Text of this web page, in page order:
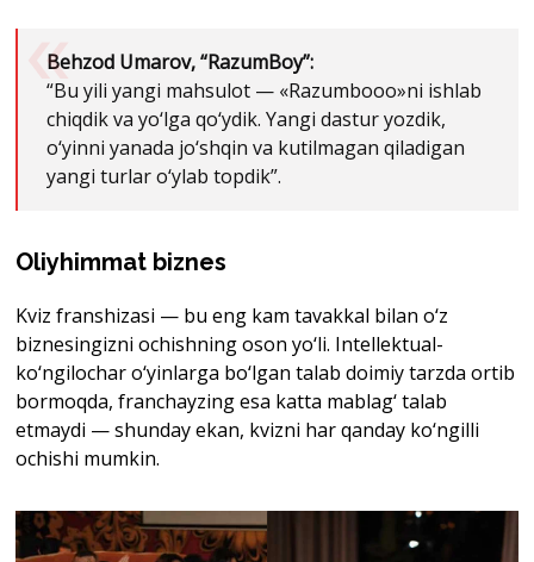
Behzod Umarov,“RazumBoy”:
“Bu yili yangi mahsulot — «Razumbooo»ni ishlab
chiqdik va yo‘lga qo‘ydik. Yangi dastur yozdik,
o‘yinni yanada jo‘shqin va kutilmagan qiladigan
yangi turlar o‘ylab topdik”.
Oliyhimmat biznes
Kviz franshizasi — bu eng kam tavakkal bilan o‘z
biznesingizni ochishning oson yo‘li. Intellektual-
ko‘ngilochar o‘yinlarga bo‘lgan talab doimiy tarzda ortib
bormoqda, franchayzing esa katta mablag‘ talab
etmaydi — shunday ekan, kvizni har qanday ko‘ngilli
ochishi mumkin.